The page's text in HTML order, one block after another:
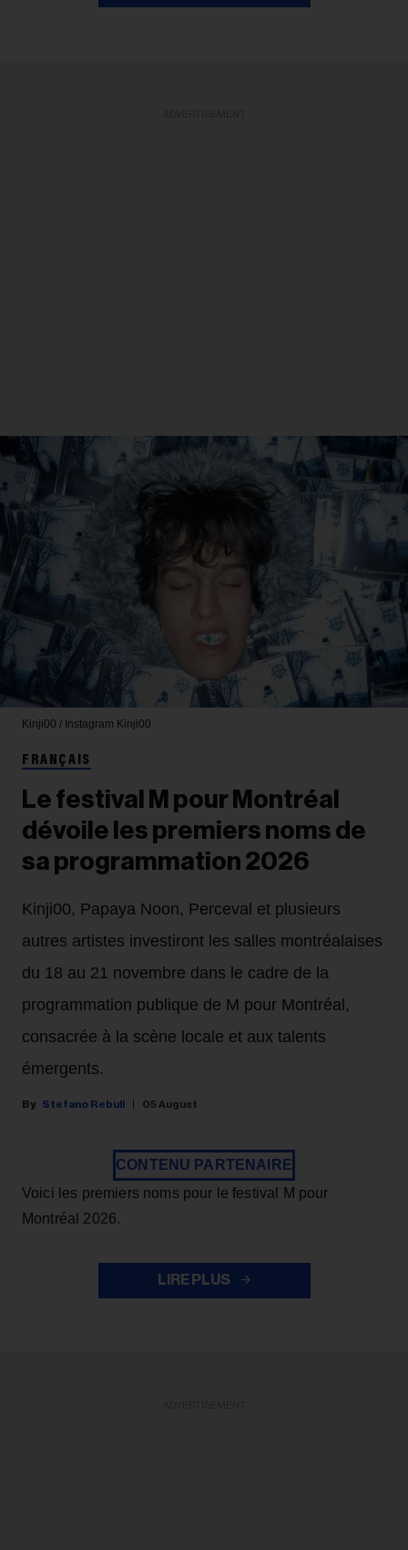
Kinji00 / Instagram Kinji00
FRANÇAIS
Le festival M pour Montréal
dévoile les premiers noms de
sa programmation 2026
Kinji00, Papaya Noon, Perceval et plusieurs
autres artistes investiront les salles montréalaises
du 18 au 21 novembre dans le cadre de la
programmation publique de M pour Montréal,
consacrée à la scène locale et aux talents
émergents.
Stefano Rebuli 05 August
CONTENU PARTENAIRE
Voici les premiers noms pour le festival M pour
Montréal 2026.
LIRE PLUS